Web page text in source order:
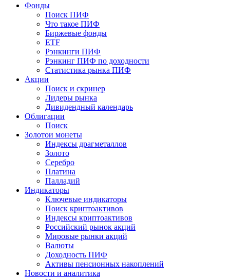
Фонды
Поиск ПИФ
Что такое ПИФ
Биржевые фонды
ETF
Рэнкинги ПИФ
Рэнкинг ПИФ по доходности
Статистика рынка ПИФ
Акции
Поиск и скринер
Лидеры рынка
Дивидендный календарь
Облигации
Поиск
Золотои монеты
Индексы драгметаллов
Золото
Серебро
Платина
Палладий
Индикаторы
Ключевые индикаторы
Поиск криптоактивов
Индексы криптоактивов
Российский рынок акций
Мировые рынки акций
Валюты
Доходность ПИФ
Активы пенсионных накоплений
Новости и аналитика